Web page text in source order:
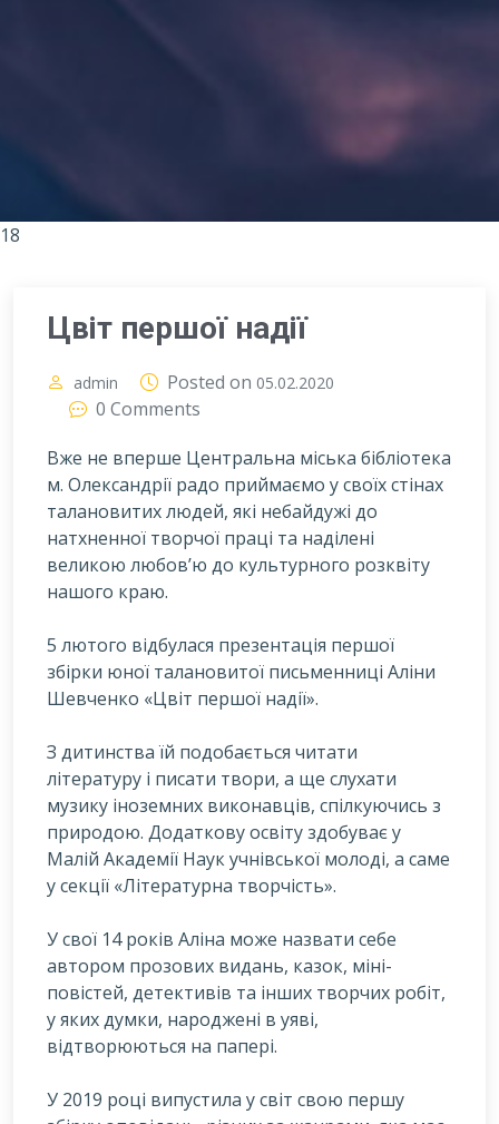
18
Цвіт першої надії
admin Posted on 05.02.2020
0 Comments
Вже не вперше Центральна міська бібліотека
м. Олександрії радо приймаємо у своїх стінах
талановитих людей, які небайдужі до
натхненної творчої праці та наділені
великою любов’ю до культурного розквіту
нашого краю.
5 лютого відбулася презентація першої
збірки юної талановитої письменниці Аліни
Шевченко «Цвіт першої надії».
З дитинства їй подобається читати
літературу і писати твори, а ще слухати
музику іноземних виконавців, спілкуючись з
природою. Додаткову освіту здобуває у
Малій Академії Наук учнівської молоді, а саме
у секції «Літературна творчість».
У свої 14 років Аліна може назвати себе
автором прозових видань, казок, міні-
повістей, детективів та інших творчих робіт,
у яких думки, народжені в уяві,
відтворюються на папері.
У 2019 році випустила у світ свою першу